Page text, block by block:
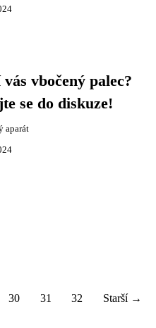
vbočený palec?
se do diskuze!
aparát
30 31 32 Starší →